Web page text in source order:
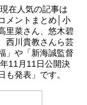
長澤まさみ宮
河原克彦：成
碧藤井司：島
界人宮水四
：てらそまま
やか瀧の父：
倍賞千恵子天
平泉成高井：
萌衣間宮夫
査：市ノ瀬加
ナ：花澤香菜
村良平占いお
タッフ原作・
ったような、
扉に導かれ、
”がはじまる。
り放送形態劇
ル2022年11月
戸鈴芽：原菜
絵里岡部稔：
在人気の記事は
メントまとめ│小
里菜さん、悠木碧
西川貴教さんら芸
」や「新海誠監督
11月11日公開決
発表」です。